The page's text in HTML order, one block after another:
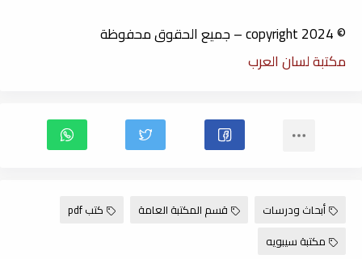
© copyright 2024 – جميع الحقوق محفوظة
مكتبة لسان العرب
أبحاث ودرسات قسم المكتبة العامة
كتب pdf
مكتبة سيبويه